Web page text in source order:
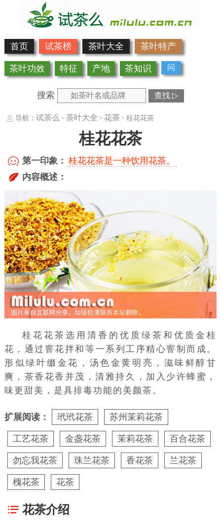
首页 试茶榜 茶叶大全 茶叶特产
茶叶功效 特征 产地 茶知识 问
搜索 查找 ▷
导航： 试茶么 > 茶叶大全 > 花茶 > 桂花花茶
桂花花茶
第一印象： 桂花花茶是一种饮用花茶。
内容概述：
桂花花茶选用清香的优质绿茶和优质金桂
花 ，通过窨花拌和等一系列工序精心窨制而成。
形似绿叶缀金花，汤色金黄明亮，滋味鲜醇甘
爽，茶香花香并茂，清雅持久，加入少许蜂蜜，
味更甜美，是具排毒功能的美颜茶。
扩展阅读： 玳玳花茶 苏州茉莉花茶
工艺花茶 金盏花茶 茉莉花茶 百合花茶
勿忘我花茶 珠兰花茶 香花茶 兰花茶
槐花茶 花茶
花茶介绍